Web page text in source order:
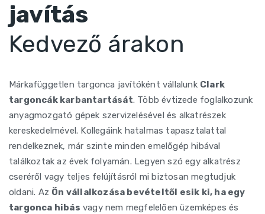
javítás
Kedvező árakon
Márkafüggetlen targonca javítóként vállalunk Clark
targoncák karbantartását. Több évtizede foglalkozunk
anyagmozgató gépek szervizelésével és alkatrészek
kereskedelmével. Kollegáink hatalmas tapasztalattal
rendelkeznek, már szinte minden emelőgép hibával
találkoztak az évek folyamán. Legyen szó egy alkatrész
cseréről vagy teljes felújításról mi biztosan megtudjuk
oldani. Az Ön vállalkozása bevételtől esik ki, ha egy
targonca hibás vagy nem megfelelően üzemképes és